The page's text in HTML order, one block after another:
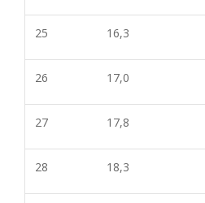
25 16,3
26 17,0
27 17,8
28 18,3